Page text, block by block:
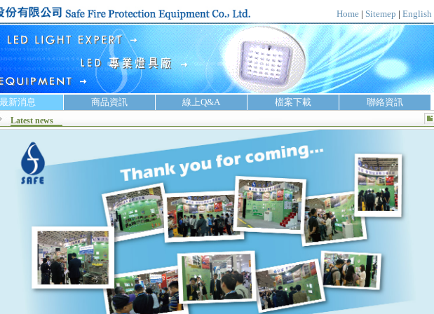
Home | Sitemep | English
最新消息 商品資訊 線上Q&A 檔案下載 聯絡資訊
Latest news